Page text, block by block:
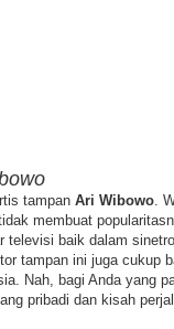
tampan Ari Wibowo .
membuat
televisi baik dalam
tampan ini juga cukup
Nah, bagi Anda yang
pribadi dan kisah